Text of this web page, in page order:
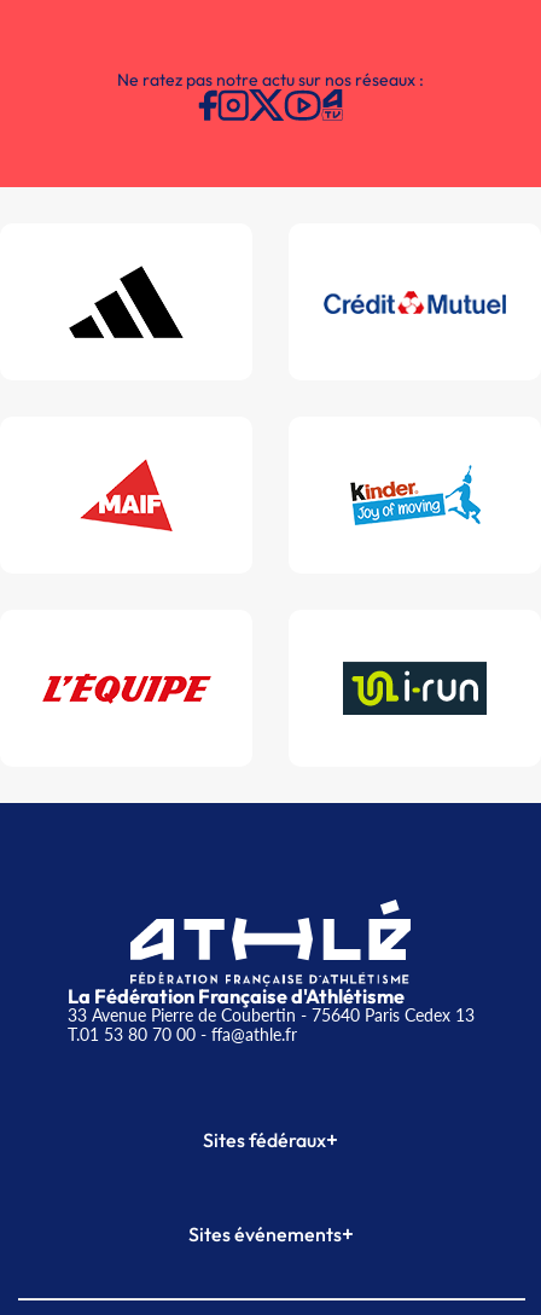
Ne ratez pas notre actu sur nos réseaux :
La Fédération Française d'Athlétisme
33 Avenue Pierre de Coubertin - 75640 Paris Cedex 13
T.01 53 80 70 00- ffa@athle.fr
Sites fédéraux+
Plateforme Formation
Sites événements+
Meeting de Paris indoor